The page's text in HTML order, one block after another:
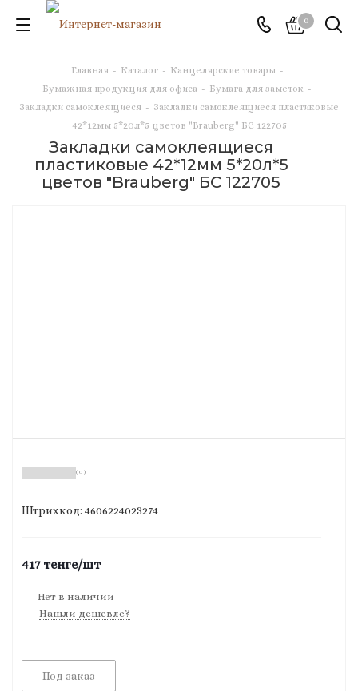
0
Главная - Каталог - Канцелярские товары -
Бумажная продукция для офиса - Бумага для заметок -
Закладки самоклеящиеся - Закладки самоклеящиеся пластиковые
42*12мм 5*20л*5 цветов "Brauberg" БС 122705
Закладки самоклеящиеся
пластиковые 42*12мм 5*20л*5
цветов "Brauberg" БС 122705
( 0 )
Штрихкод: 4606224023274
417тенге/шт
Нет в наличии
Нашли дешевле?
Под заказ